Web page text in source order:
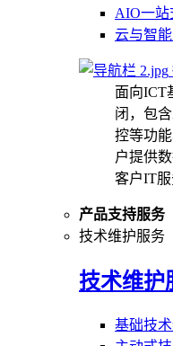
AIO一站
云与智
面向ICT
闭，包
控等功
户提供
客户IT服
产品支持服务
技术维护服务
技术维护
基础技